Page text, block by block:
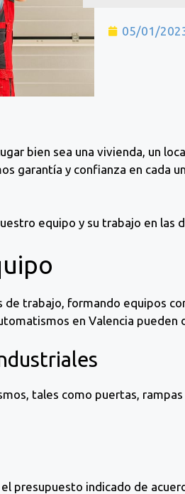
05/01/
bien sea una vivienda, un
garantía y confianza en cada
equipo y su trabajo en las
trabajo, formando equipos
en Valencia pueden
tales como puertas,
presupuesto indicado de